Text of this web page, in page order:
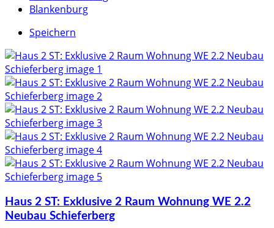
Blankenburg
Speichern
Haus 2 ST: Exklusive 2 Raum Wohnung WE 2.2
Neubau Schieferberg